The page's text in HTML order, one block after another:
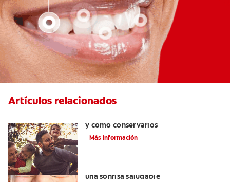
Artículos relacionados
y cómo conservarlos
Más información
una sonrisa saludable